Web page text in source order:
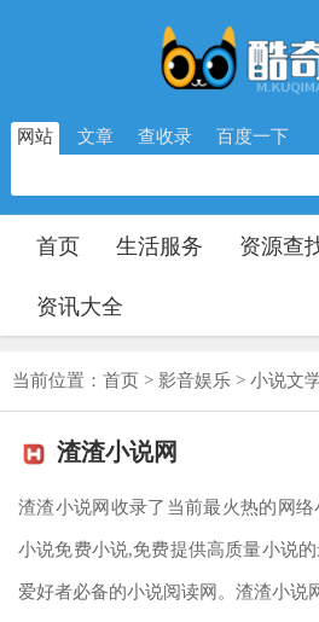
网站 文章 查收录 百度一下
首页 生活服务 资源查
资讯大全
当前位置： 首页 > 影音娱乐 > 小说文
渣渣小说网
渣渣小说网收录了当前最火热的网
小说免费小说,免费提供高质量小说
爱好者必备的小说阅读网。渣渣小说